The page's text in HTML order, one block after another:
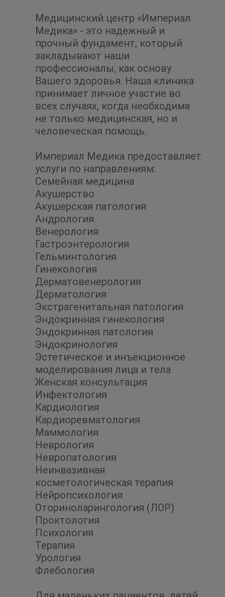
Медицинский центр «Империал
Медика» - это надежный и
прочный фундамент, который
закладывают наши
профессионалы, как основу
Вашего здоровья. Наша клиника
принимает личное участие во
всех случаях, когда необходима
не только медицинская, но и
человеческая помощь.
Империал Медика предоставляет
услуги по направлениям:
Семейная медицина
Акушерство
Акушерская патология
Андрология
Венерология
Гастроэнтерология
Гельминтология
Гинекология
Дерматовенерология
Дерматология
Экстрагенитальная патология
Эндокринная гинекология
Эндокринная патология
Эндокринология
Эстетическое и инъекционное
моделирования лица и тела
Женская консультация
Инфектология
Кардиология
Кардиоревматология
Маммология
Неврология
Невропатология
Неинвазивная
косметологическая терапия
Нейропсихология
Оториноларингология (ЛОР)
Проктология
Психология
Терапия
Урология
Флебология